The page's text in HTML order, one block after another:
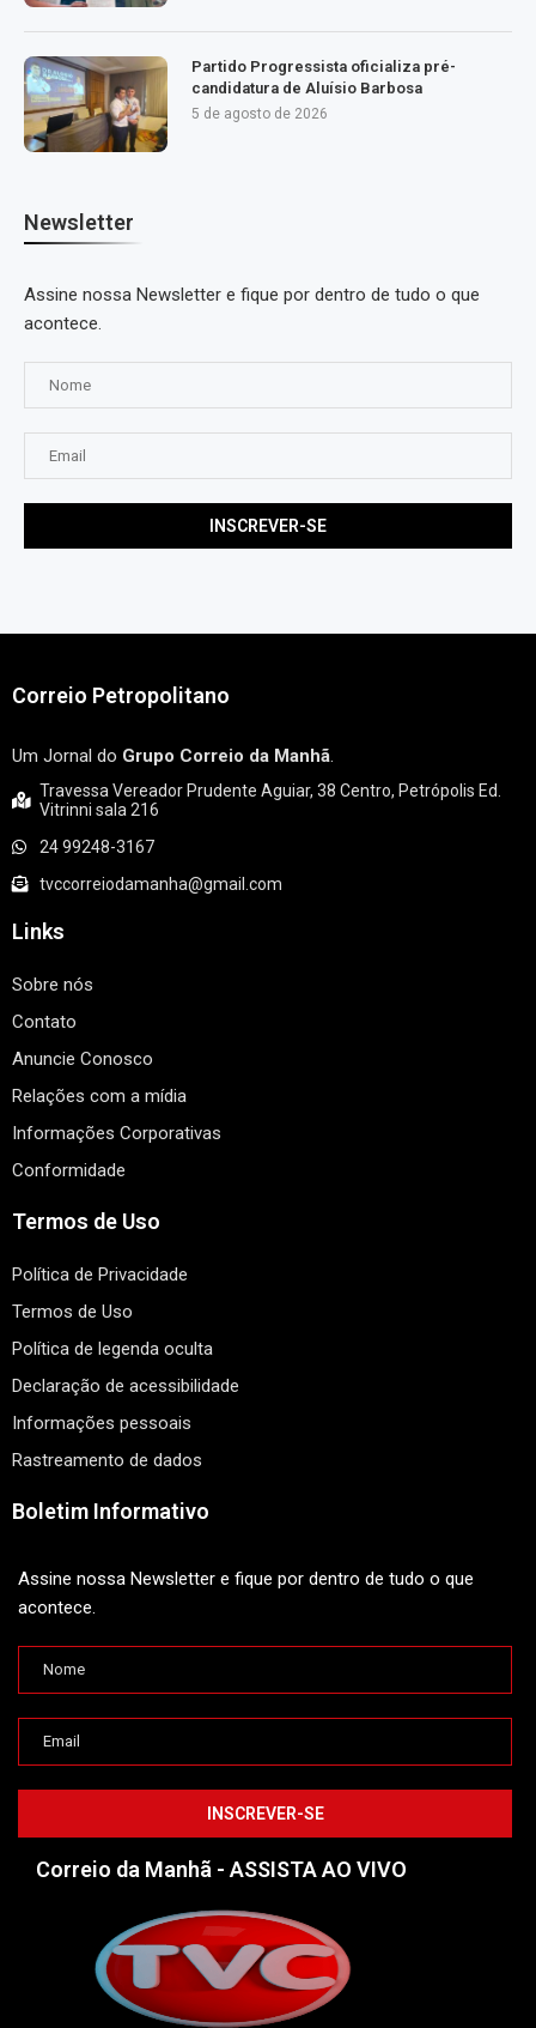
Partido Progressista oficializa pré-
candidatura de Aluísio Barbosa
5 de agosto de 2026
Newsletter
Assine nossa Newsletter e fique por dentro de tudo o que
acontece.
Correio Petropolitano
Um Jornal do Grupo Correio da Manhã.
Travessa Vereador Prudente Aguiar, 38 Centro, Petrópolis Ed.
Vitrinni sala 216
24 99248-3167
tvccorreiodamanha@gmail.com
Links
Sobre nós
Contato
Anuncie Conosco
Relações com a mídia
Informações Corporativas
Conformidade
Termos de Uso
Política de Privacidade
Termos de Uso
Política de legenda oculta
Declaração de acessibilidade
Informações pessoais
Rastreamento de dados
Boletim Informativo
Assine nossa Newsletter e fique por dentro de tudo o que
acontece.
Correio da Manhã - ASSISTA AO VIVO